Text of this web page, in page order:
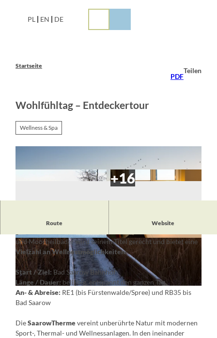
PL EN DE
Startseite
PDF
Teilen
Wohlfühltag – Entdeckertour
Wellness & Spa
© Yorck Maecke , Lizenz: TMB-Fotoarchiv
© Katrin Riegel, Lizenz: Seenland Oder-Spree © Yorck Maecke , Lizenz: TMB-Fotoarchiv
Route Website
Bad Saarowlässt sich Entspannung auf höchstem Niveau
und Moorheilbäder wird seinem Titel gerecht und bietet eine
Vielzahl an Wellnessmöglichkeiten.
Start / Ziel: Bad Saarow Bahnhof
Länge / Dauer: beliebig, entspannt den ganzen Tag
An- & Abreise: RE1 (bis Fürstenwalde/Spree) und RB35 bis
Bad Saarow
DieSaarowThermevereint unberührte Natur mit modernen
Sport-, Thermal- und Wellnessanlagen. In den ineinander